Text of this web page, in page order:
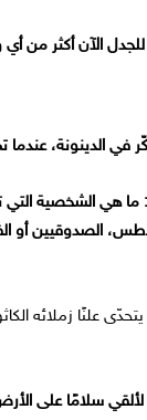
في الدينونة،
ما هي الشخصية
الصدوقيين أو
علنًا زملائه
سلامًا على